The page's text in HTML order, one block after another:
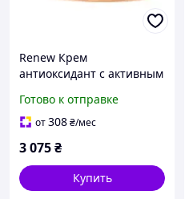
Renew Крем
антиоксидант с активным
MOISTURISING CREAM
VITAMIN C SPF 25 50 мл
Готово к отправке
от308₴/мес
3 075₴
Купить